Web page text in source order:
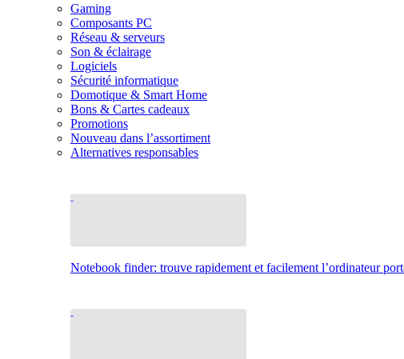
Gaming
Composants PC
Réseau & serveurs
Son & éclairage
Logiciels
Sécurité informatique
Domotique & Smart Home
Bons & Cartes cadeaux
Promotions
Nouveau dans l’assortiment
Alternatives responsables
Notebook finder: trouve rapidement et facilement l’ordinateur